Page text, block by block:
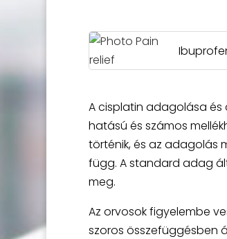
A cisplatin adagolása és
hatású és számos
történik, és az adagolás
függ. A standard adag
meg.
Az orvosok figyelembe
szoros összefüggésben